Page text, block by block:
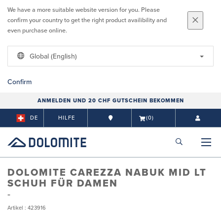
We have a more suitable website version for you. Please
confirm your country to get the right product availibility and
even purchase online.
Global (English)
Confirm
ANMELDEN UND 20 CHF GUTSCHEIN BEKOMMEN
DE HILFE (0)
DOLOMITE CAREZZA NABUK MID LT
SCHUH FÜR DAMEN
Artikel : 423916